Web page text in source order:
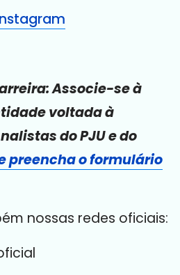
Associe-se à
voltada à
do PJU e do
preencha o formulário
nossas redes oficiais: